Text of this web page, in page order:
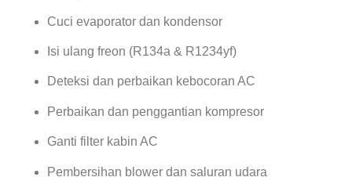
Cuci evaporator dan kondensor
Isi ulang freon (R134a & R1234yf)
Deteksi dan perbaikan kebocoran AC
Perbaikan dan penggantian kompresor
Ganti filter kabin AC
Pembersihan blower dan saluran udara